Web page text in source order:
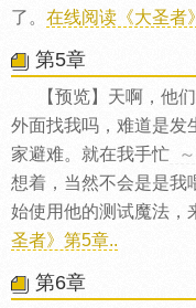
了。 在线阅读《大圣者
第5章
【预览】天啊，他
外面找我吗，难道是发
家避难。就在我手忙
想着，当然不会是是我
始使用他的测试魔法，
圣者》第5章..
第6章